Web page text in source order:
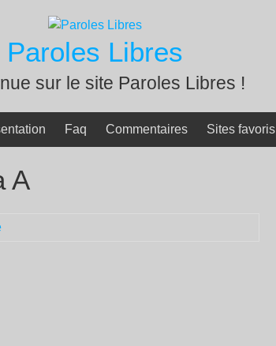
Paroles Libres
sur le site Paroles Libres !
Faq Commentaires Sites favoris
A